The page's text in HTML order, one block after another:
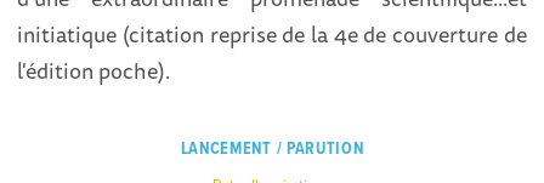
initiatique (citation reprise de la 4e de couverture de
l'édition poche).
LANCEMENT / PARUTION